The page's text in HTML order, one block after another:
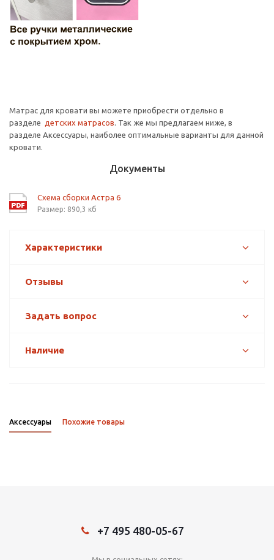
Матрас для кровати вы можете приобрести отдельно в
разделе детских матрасов. Так же мы предлагаем ниже, в
разделе Аксессуары, наиболее оптимальные варианты для данной
кровати.
Документы
Схема сборки Астра 6
Размер: 890,3 кб
Характеристики
Отзывы
Задать вопрос
Наличие
Аксессуары Похожие товары
+7 495 480-05-67